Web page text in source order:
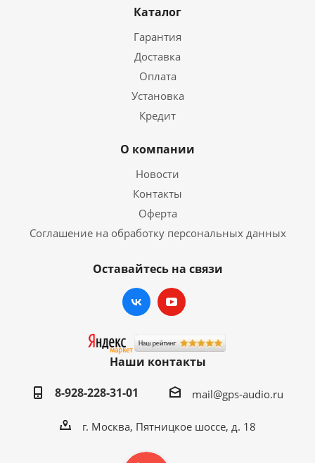
Каталог
Гарантия
Доставка
Оплата
Установка
Кредит
О компании
Новости
Контакты
Оферта
Соглашение на обработку персональных данных
Оставайтесь на связи
Наши контакты
8-928-228-31-01
mail@gps-audio.ru
г. Москва, Пятницкое шоссе, д. 18